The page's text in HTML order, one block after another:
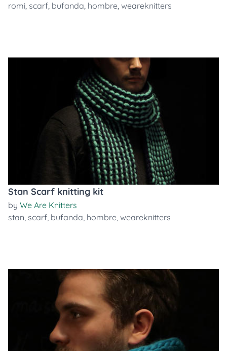
romi, scarf, bufanda, hombre, weareknitters
Stan Scarf knitting kit
by We Are Knitters
stan, scarf, bufanda, hombre, weareknitters